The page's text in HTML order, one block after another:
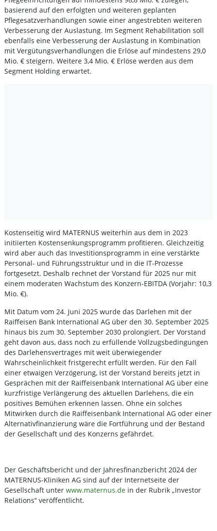
basierend auf den erfolgten und weiteren geplanten
Pflegesatzverhandlungen sowie einer angestrebten weiteren
Verbesserung der Auslastung. Im Segment Rehabilitation soll
ebenfalls eine Verbesserung der Auslastung in Kombination
mit Vergütungsverhandlungen die Erlöse auf mindestens 29,0
Mio. € steigern. Weitere 3,4 Mio. € Erlöse werden aus dem
Segment Holding erwartet.
Kostenseitig wird MATERNUS weiterhin aus dem in 2023
initiierten Kostensenkungsprogramm profitieren. Gleichzeitig
wird aber auch das Investitionsprogramm in eine verstärkte
Personal- und Führungsstruktur und in die IT-Prozesse
fortgesetzt. Deshalb rechnet der Vorstand für 2025 nur mit
einem moderaten Wachstum des Konzern-EBITDA (Vorjahr: 10,3
Mio. €).
Mit Datum vom 24. Juni 2025 wurde das Darlehen mit der
Raiffeisen Bank International AG über den 30. September 2025
hinaus bis zum 30. September 2030 prolongiert. Der Vorstand
geht davon aus, dass noch zu erfüllende Vollzugsbedingungen
des Darlehensvertrages mit weit überwiegender
Wahrscheinlichkeit fristgerecht erfüllt werden. Für den Fall
einer etwaigen Verzögerung, ist der Vorstand bereits jetzt in
Gesprächen mit der Raiffeisenbank International AG über eine
kurzfristige Verlängerung des aktuellen Darlehens, die ein
positives Bemühen erkennen lassen. Ohne ein solches
Mitwirken durch die Raiffeisenbank International AG oder einer
Alternativfinanzierung wäre die Fortführung und der Bestand
der Gesellschaft und des Konzerns gefährdet.
Der Geschäftsbericht und der Jahresfinanzbericht 2024 der
MATERNUS-Kliniken AG sind auf der Internetseite der
Gesellschaft unter www.maternus.de in der Rubrik „Investor
Relations“ veröffentlicht.